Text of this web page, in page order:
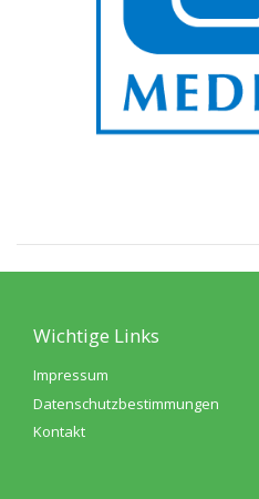
Wichtige Links
Impressum
Datenschutzbestimmungen
Kontakt